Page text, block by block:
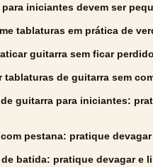
para iniciantes devem ser
tablaturas em prática de
guitarra sem ficar perdido
tablaturas de guitarra sem
guitarra para iniciantes:
pestana: pratique
batida: pratique devagar e